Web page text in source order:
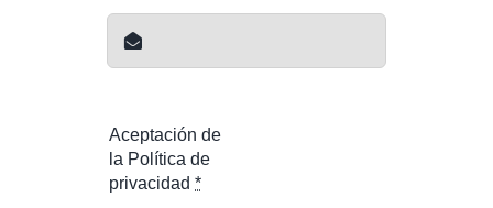
Aceptación de
la Política de
privacidad*